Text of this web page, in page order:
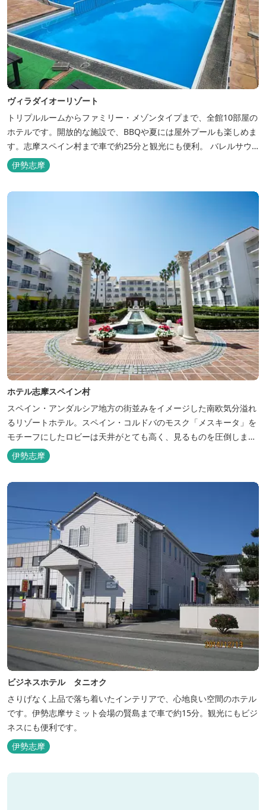
ヴィラダイオーリゾート
トリプルルームからファミリー・メゾンタイプまで、全館10部屋の
ホテルです。開放的な施設で、BBQや夏には屋外プールも楽しめま
す。志摩スペイン村まで車で約25分と観光にも便利。 バレルサウ
ナをはじめました。
伊勢志摩
ホテル志摩スペイン村
スペイン・アンダルシア地方の街並みをイメージした南欧気分溢れ
るリゾートホテル。スペイン・コルドバのモスク「メスキータ」を
モチーフにしたロビーは天井がとても高く、見るものを圧倒しま
す。客室棟にある中庭もコルドバ、セビリア、グラナダの街を再現
しており、ホテル内を散策するだけでも異国感を満喫できます。 ス
クタールーム、最大6名様まで...
伊勢志摩
ビジネスホテル タニオク
さりげなく上品で落ち着いたインテリアで、心地良い空間のホテル
です。伊勢志摩サミット会場の賢島まで車で約15分。観光にもビジ
ネスにも便利です。
伊勢志摩